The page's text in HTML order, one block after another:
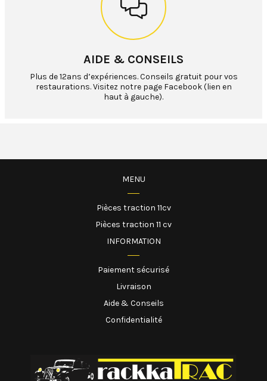
AIDE & CONSEILS
Plus de 12ans d’expériences. Conseils gratuit pour vos
restaurations. Visitez notre page Facebook (lien en
haut à gauche).
MENU
Pièces traction 11cv
Pièces traction 11 cv
INFORMATION
Paiement sécurisé
Livraison
Aide & Conseils
Confidentialité